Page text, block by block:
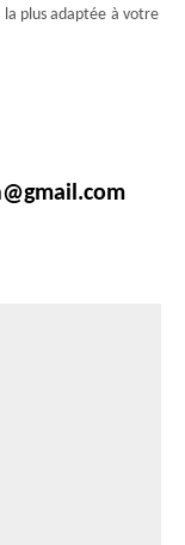
la plus adaptée à votre